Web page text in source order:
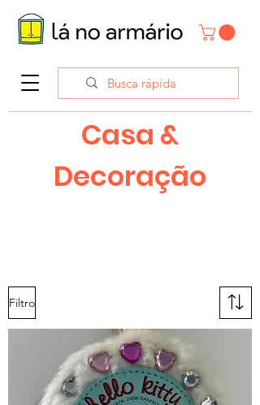
Casa &
Decoração
Filtro